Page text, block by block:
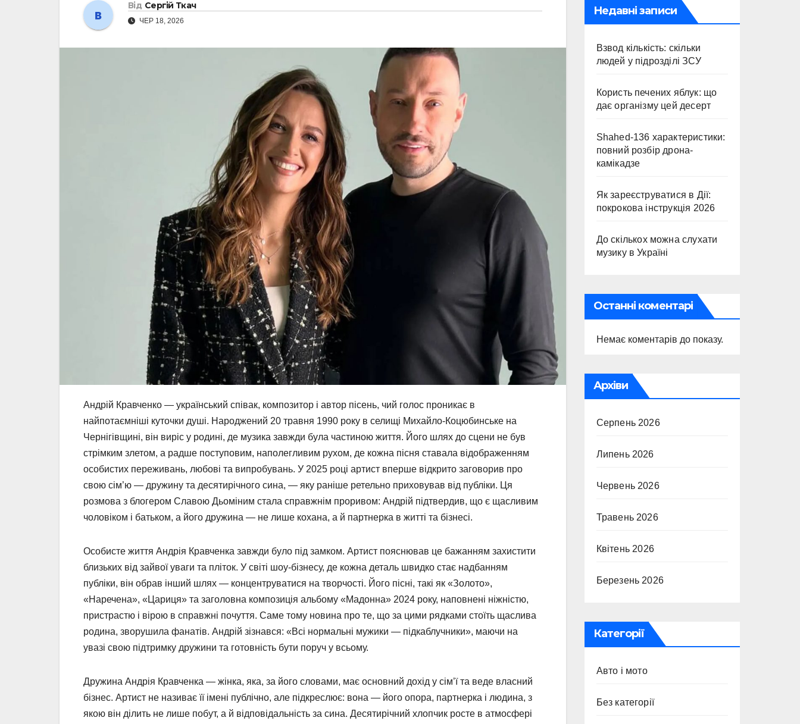
Від Сергій Ткач
ЧЕР 18, 2026
Андрій Кравченко — український співак, композитор і автор пісень, чий голос проникає в
найпотаємніші куточки душі. Народжений 20 травня 1990 року в селищі Михайло-Коцюбинське на
Чернігівщині, він виріс у родині, де музика завжди була частиною життя. Його шлях до сцени не був
стрімким злетом, а радше поступовим, наполегливим рухом, де кожна пісня ставала відображенням
особистих переживань, любові та випробувань. У 2025 році артист вперше відкрито заговорив про
свою сім’ю — дружину та десятирічного сина, — яку раніше ретельно приховував від публіки. Ця
розмова з блогером Славою Дьоміним стала справжнім проривом: Андрій підтвердив, що є щасливим
чоловіком і батьком, а його дружина — не лише кохана, а й партнерка в житті та бізнесі.
Особисте життя Андрія Кравченка завжди було під замком. Артист пояснював це бажанням захистити
близьких від зайвої уваги та пліток. У світі шоу-бізнесу, де кожна деталь швидко стає надбанням
публіки, він обрав інший шлях — концентруватися на творчості. Його пісні, такі як «Золото»,
«Наречена», «Цариця» та заголовна композиція альбому «Мадонна» 2024 року, наповнені ніжністю,
пристрастю і вірою в справжні почуття. Саме тому новина про те, що за цими рядками стоїть щаслива
родина, зворушила фанатів. Андрій зізнався: «Всі нормальні мужики — підкаблучники», маючи на
увазі свою підтримку дружини та готовність бути поруч у всьому.
Дружина Андрія Кравченка — жінка, яка, за його словами, має основний дохід у сім’ї та веде власний
бізнес. Артист не називає її імені публічно, але підкреслює: вона — його опора, партнерка і людина, з
якою він ділить не лише побут, а й відповідальність за сина. Десятирічний хлопчик росте в атмосфері
Недавні записи
Взвод кількість: скільки
людей у підрозділі ЗСУ
Користь печених яблук: що
дає організму цей десерт
Shahed-136 характеристики:
повний розбір дрона-
камікадзе
Як зареєструватися в Дії:
покрокова інструкція 2026
До скількох можна слухати
музику в Україні
Останні коментарі
Немає коментарів до показу.
Архіви
Серпень 2026
Липень 2026
Червень 2026
Травень 2026
Квітень 2026
Березень 2026
Категорії
Авто і мото
Без категорії